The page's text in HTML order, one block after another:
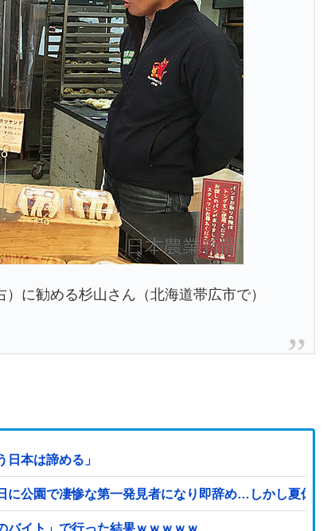
に勧める杉山さん（北海道帯広市で）
本は諦める」
に公園で凄惨な第一発見者になり即辞め…しかし夏
バイト」で行った結果ｗｗｗｗｗ